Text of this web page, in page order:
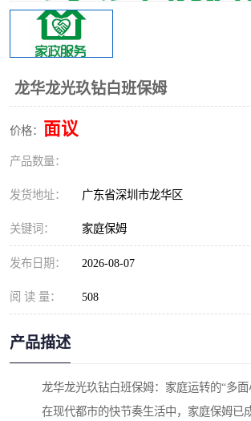
龙华龙光玖钻白班保姆
价格： 面议
产品数量：
发货地址： 广东省深圳市龙华区
关键词： 家庭保姆
发布日期： 2026-08-07
阅 读 量： 508
产品描述
龙华龙光玖钻白班保姆：家庭运转的“多面
在现代都市的快节奏生活中，家庭保姆已